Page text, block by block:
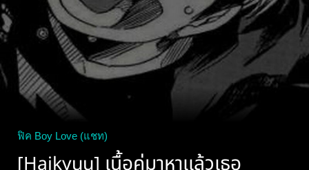
ฟิค Boy Love (แชท)